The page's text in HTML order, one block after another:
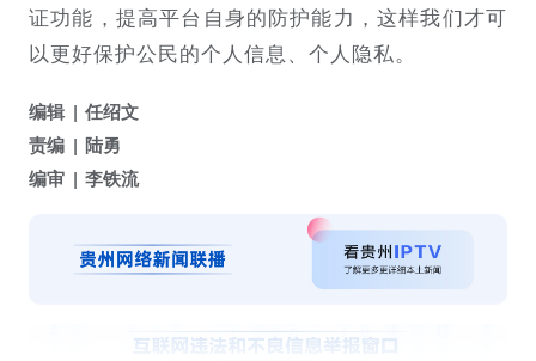
证功能，提高平台自身的防护能力，这样我们才可
以更好保护公民的个人信息、个人隐私。
编辑
任绍文
责编
陆勇
编审
李铁流